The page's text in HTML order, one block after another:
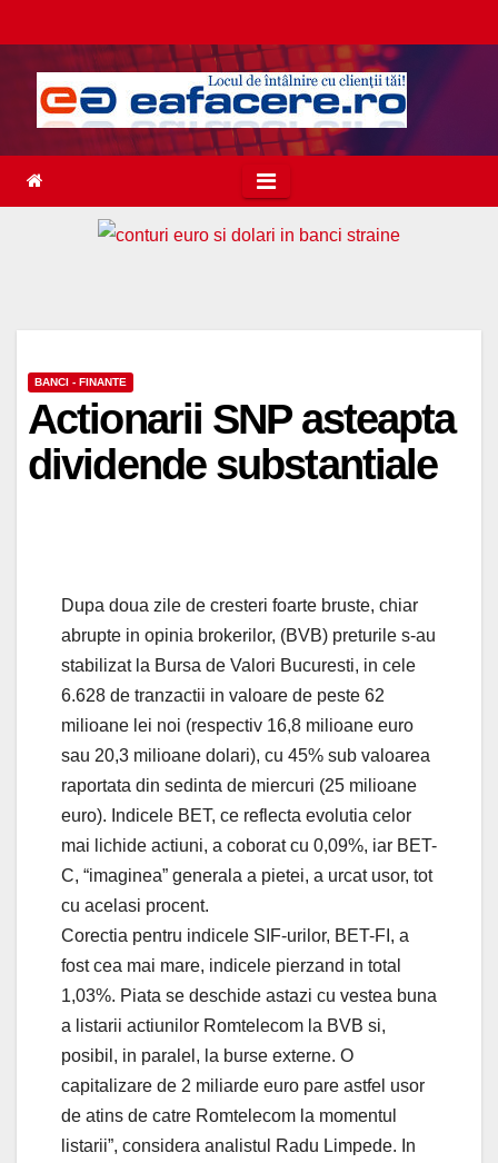
to
BANCI - FINANTE
Actionarii SNP asteapta
dividende substantiale
Dupa doua zile de cresteri foarte bruste, chiar
abrupte in opinia brokerilor, (BVB) preturile s-au
stabilizat la Bursa de Valori Bucuresti, in cele
6.628 de tranzactii in valoare de peste 62
milioane lei noi (respectiv 16,8 milioane euro
sau 20,3 milioane dolari), cu 45% sub valoarea
raportata din sedinta de miercuri (25 milioane
euro). Indicele BET, ce reflecta evolutia celor
mai lichide actiuni, a coborat cu 0,09%, iar BET-
C, “imaginea” generala a pietei, a urcat usor, tot
cu acelasi procent.
Corectia pentru indicele SIF-urilor, BET-FI, a
fost cea mai mare, indicele pierzand in total
1,03%. Piata se deschide astazi cu vestea buna
a listarii actiunilor Romtelecom la BVB si,
posibil, in paralel, la burse externe. O
capitalizare de 2 miliarde euro pare astfel usor
de atins de catre Romtelecom la momentul
listarii”, considera analistul Radu Limpede. In